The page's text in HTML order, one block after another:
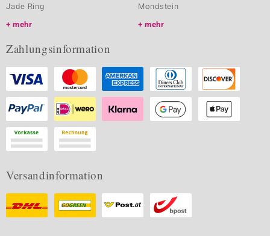
Jade Ring
mehr
Mondstein
mehr
Zahlungsinformation
Versandinformation